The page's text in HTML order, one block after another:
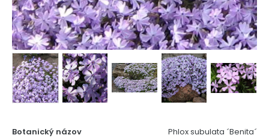
Botanický názov
Phlox subulata ´Benita´